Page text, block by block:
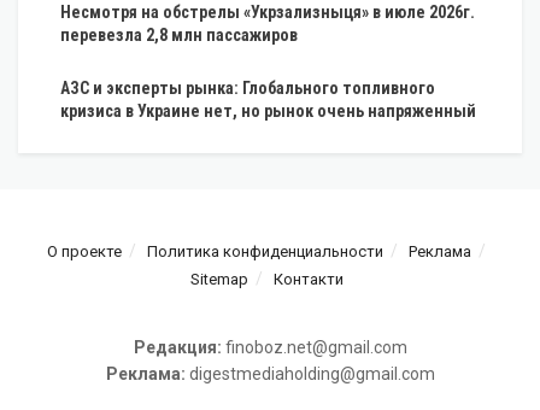
Несмотря на обстрелы «Укрзализныця» в июле 2026г.
перевезла 2,8 млн пассажиров
АЗС и эксперты рынка: Глобального топливного
кризиса в Украине нет, но рынок очень напряженный
О проекте Политика конфиденциальности
Реклама
Sitemap
Контакти
Редакция: finoboz.net@gmail.com
Реклама: digestmediaholding@gmail.com